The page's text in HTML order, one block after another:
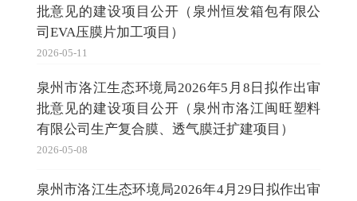
批意见的建设项目公开（泉州恒发箱包有限公
司EVA压膜片加工项目）
2026-05-11
泉州市洛江生态环境局2026年5月8日拟作出审
批意见的建设项目公开（泉州市洛江闽旺塑料
有限公司生产复合膜、透气膜迁扩建项目）
2026-05-08
泉州市洛江生态环境局2026年4月29日拟作出审